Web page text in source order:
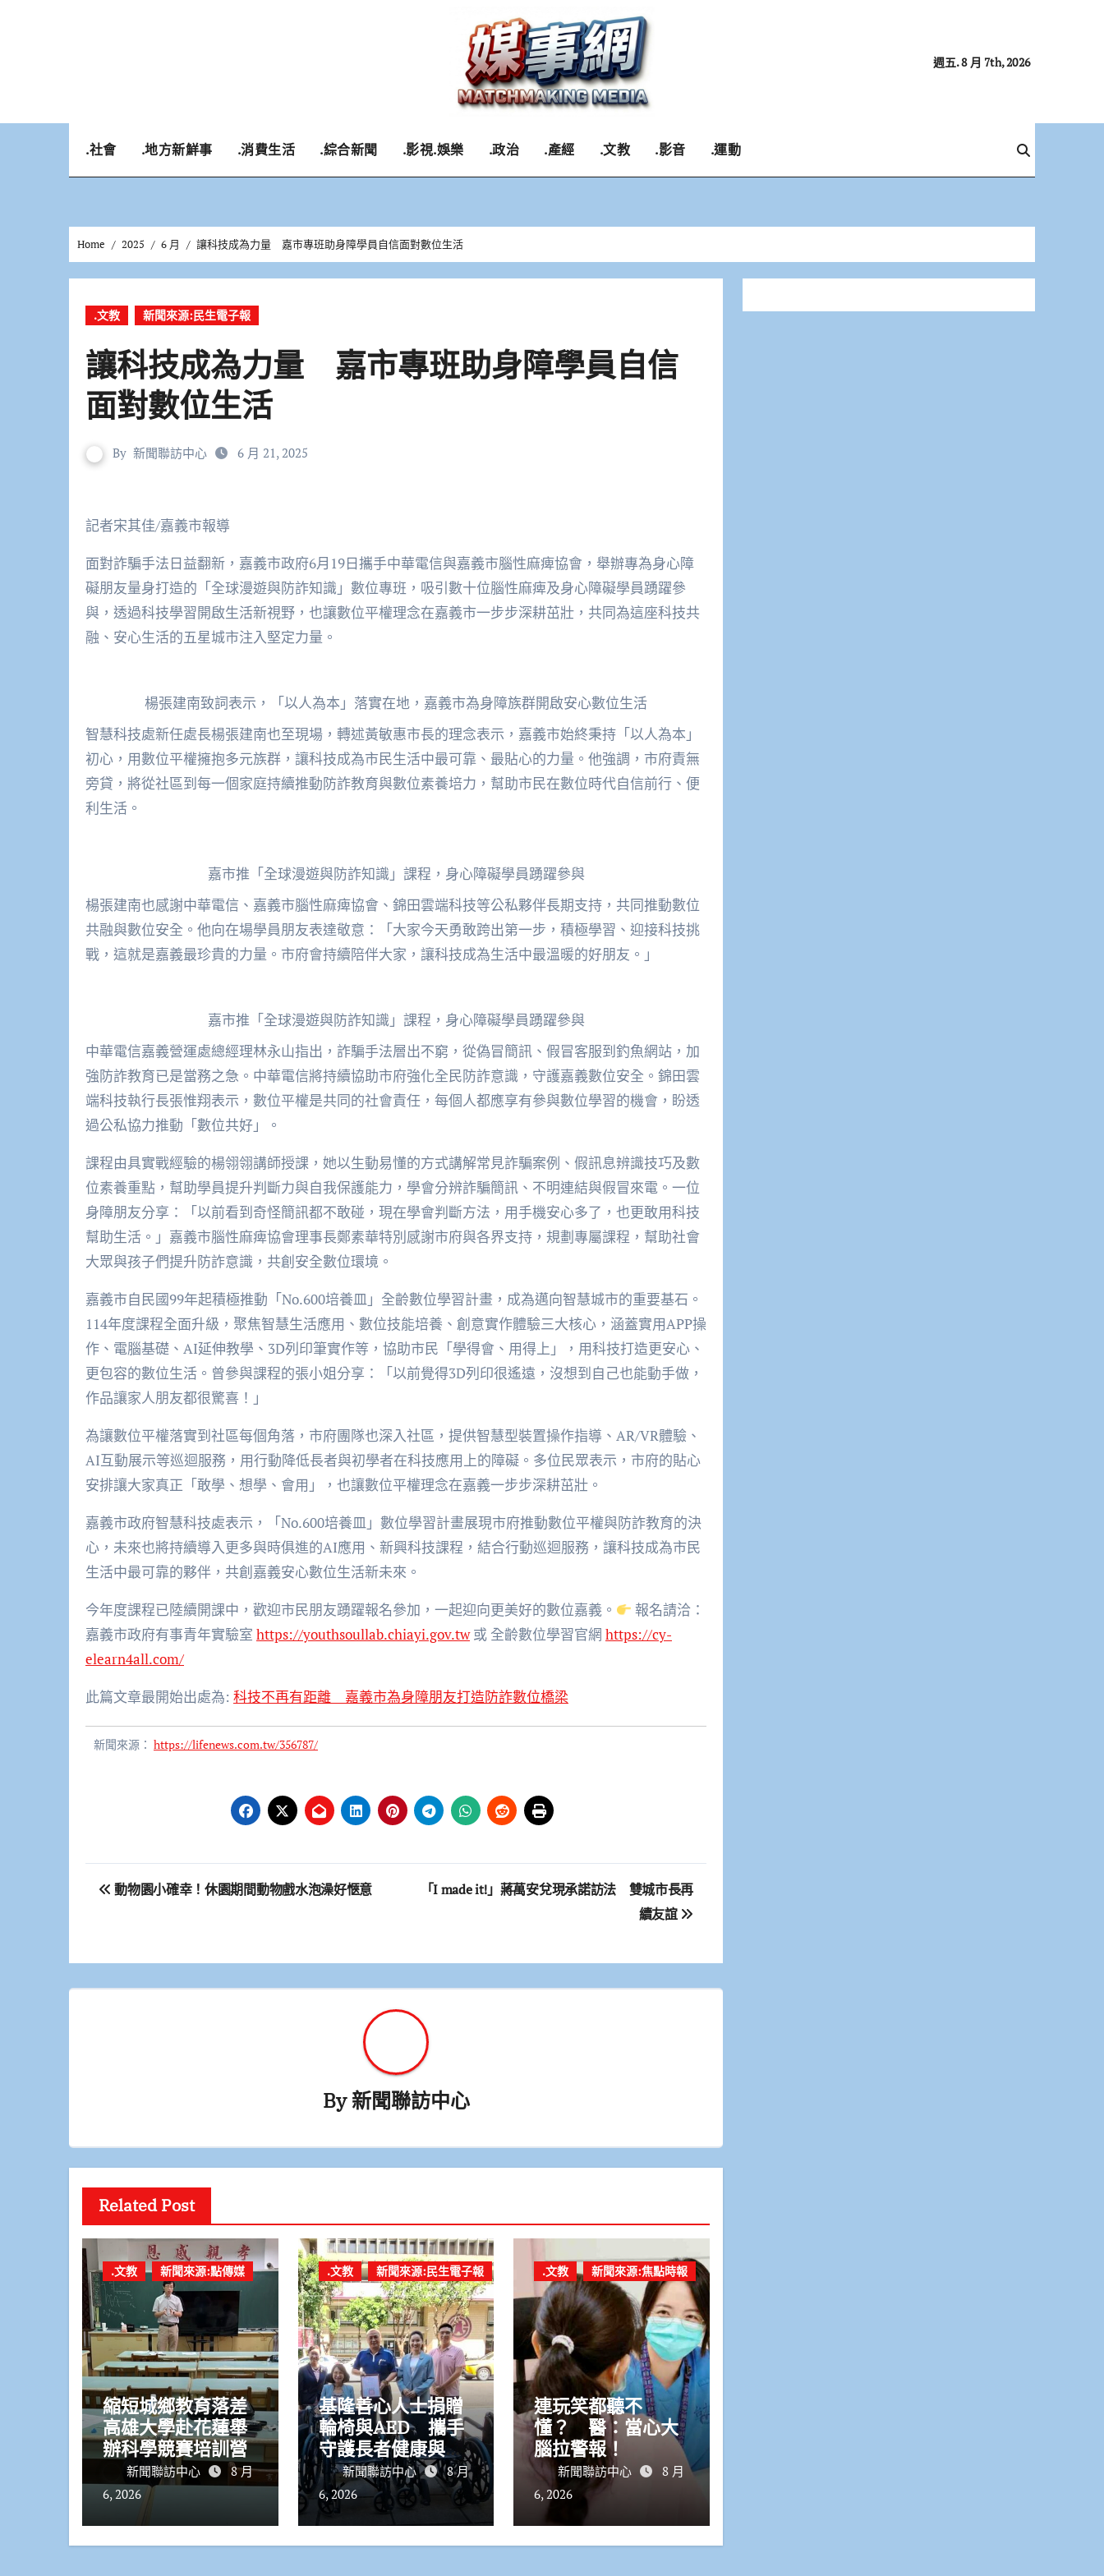
週五. 8 月 7th, 2026
.社會 .地方新鮮事 .消費生活 .綜合新聞 .影視.娛樂 .政治 .產經 .文教 .影音 .運動
Home 2025 6 月 讓科技成為力量 嘉市專班助身障學員自信面對數位生活
.文教 新聞來源:民生電子報
讓科技成為力量 嘉市專班助身障學員自信
面對數位生活
By 新聞聯訪中心 6 月 21, 2025
記者宋其佳/嘉義市報導
面對詐騙手法日益翻新，嘉義市政府6月19日攜手中華電信與嘉義市腦性麻痺協會，舉辦專為身心障
礙朋友量身打造的「全球漫遊與防詐知識」數位專班，吸引數十位腦性麻痺及身心障礙學員踴躍參
與，透過科技學習開啟生活新視野，也讓數位平權理念在嘉義市一步步深耕茁壯，共同為這座科技共
融、安心生活的五星城市注入堅定力量。
楊張建南致詞表示，「以人為本」落實在地，嘉義市為身障族群開啟安心數位生活
智慧科技處新任處長楊張建南也至現場，轉述黃敏惠市長的理念表示，嘉義市始終秉持「以人為本」
初心，用數位平權擁抱多元族群，讓科技成為市民生活中最可靠、最貼心的力量。他強調，市府責無
旁貸，將從社區到每一個家庭持續推動防詐教育與數位素養培力，幫助市民在數位時代自信前行、便
利生活。
嘉市推「全球漫遊與防詐知識」課程，身心障礙學員踴躍參與
楊張建南也感謝中華電信、嘉義市腦性麻痺協會、錦田雲端科技等公私夥伴長期支持，共同推動數位
共融與數位安全。他向在場學員朋友表達敬意：「大家今天勇敢跨出第一步，積極學習、迎接科技挑
戰，這就是嘉義最珍貴的力量。市府會持續陪伴大家，讓科技成為生活中最溫暖的好朋友。」
嘉市推「全球漫遊與防詐知識」課程，身心障礙學員踴躍參與
中華電信嘉義營運處總經理林永山指出，詐騙手法層出不窮，從偽冒簡訊、假冒客服到釣魚網站，加
強防詐教育已是當務之急。中華電信將持續協助市府強化全民防詐意識，守護嘉義數位安全。錦田雲
端科技執行長張惟翔表示，數位平權是共同的社會責任，每個人都應享有參與數位學習的機會，盼透
過公私協力推動「數位共好」。
課程由具實戰經驗的楊翎翎講師授課，她以生動易懂的方式講解常見詐騙案例、假訊息辨識技巧及數
位素養重點，幫助學員提升判斷力與自我保護能力，學會分辨詐騙簡訊、不明連結與假冒來電。一位
身障朋友分享：「以前看到奇怪簡訊都不敢碰，現在學會判斷方法，用手機安心多了，也更敢用科技
幫助生活。」嘉義市腦性麻痺協會理事長鄭素華特別感謝市府與各界支持，規劃專屬課程，幫助社會
大眾與孩子們提升防詐意識，共創安全數位環境。
嘉義市自民國99年起積極推動「No.600培養皿」全齡數位學習計畫，成為邁向智慧城市的重要基石。
114年度課程全面升級，聚焦智慧生活應用、數位技能培養、創意實作體驗三大核心，涵蓋實用APP操
作、電腦基礎、AI延伸教學、3D列印筆實作等，協助市民「學得會、用得上」，用科技打造更安心、
更包容的數位生活。曾參與課程的張小姐分享：「以前覺得3D列印很遙遠，沒想到自己也能動手做，
作品讓家人朋友都很驚喜！」
為讓數位平權落實到社區每個角落，市府團隊也深入社區，提供智慧型裝置操作指導、AR/VR體驗、
AI互動展示等巡迴服務，用行動降低長者與初學者在科技應用上的障礙。多位民眾表示，市府的貼心
安排讓大家真正「敢學、想學、會用」，也讓數位平權理念在嘉義一步步深耕茁壯。
嘉義市政府智慧科技處表示，「No.600培養皿」數位學習計畫展現市府推動數位平權與防詐教育的決
心，未來也將持續導入更多與時俱進的AI應用、新興科技課程，結合行動巡迴服務，讓科技成為市民
生活中最可靠的夥伴，共創嘉義安心數位生活新未來。
今年度課程已陸續開課中，歡迎市民朋友踴躍報名參加，一起迎向更美好的數位嘉義。
報名請洽：
嘉義市政府有事青年實驗室 https://youthsoullab.chiayi.gov.tw或 全齡數位學習官網 https://cy-
elearn4all.com/
此篇文章最開始出處為: 科技不再有距離 嘉義市為身障朋友打造防詐數位橋梁
新聞來源： https://lifenews.com.tw/356787/
文
覽
動物園小確幸！休園期間動物戲水泡澡好愜意
「I made it!」蔣萬安兌現承諾訪法 雙城市長再
續友誼
By新聞聯訪中心
Related Post
.文教 新聞來源:點傳媒
縮短城鄉教育落差
高雄大學赴花蓮舉
辦科學競賽培訓營
新聞聯訪中心
8 月
6, 2026
.文教 新聞來源:民生電子報
基隆善心人士捐贈
輪椅與AED 攜手
守護長者健康與生
命安全
新聞聯訪中心
8 月
6, 2026
.文教 新聞來源:焦點時報
連玩笑都聽不
懂？ 醫：當心大
腦拉警報！
新聞聯訪中心
8 月
6, 2026